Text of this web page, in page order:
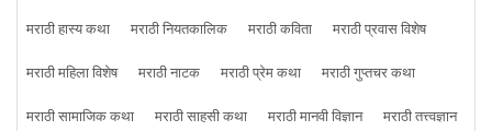
मराठी हास्य कथा
मराठी नियतकालिक मराठी कविता
मराठी प्रवास विशेष
मराठी महिला विशेष
मराठी नाटक मराठी प्रेम कथा
मराठी गुप्तचर कथा
मराठी सामाजिक कथा
मराठी साहसी कथा मराठी मानवी विज्ञान
मराठी तत्त्वज्ञान